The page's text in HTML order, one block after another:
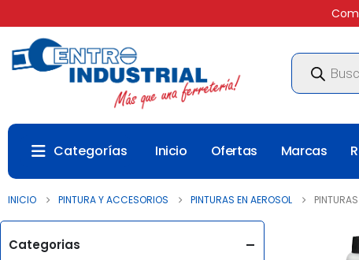
Búsqueda
productos
Categorías Inicio Ofertas Marcas
INICIO PINTURA Y ACCESORIOS PINTURAS EN AEROSOL
Categorias